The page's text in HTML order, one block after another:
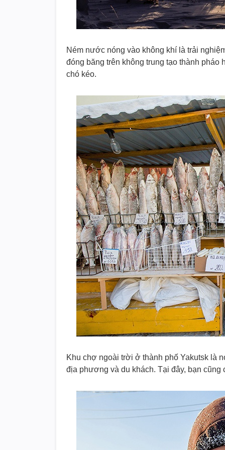
Ném nước nóng vào không khí là trải
đóng băng trên không trung tạo thành
chó kéo.
Khu chợ ngoài trời ở thành phố Yakutsk là
địa phương và du khách. Tại đây, bạn